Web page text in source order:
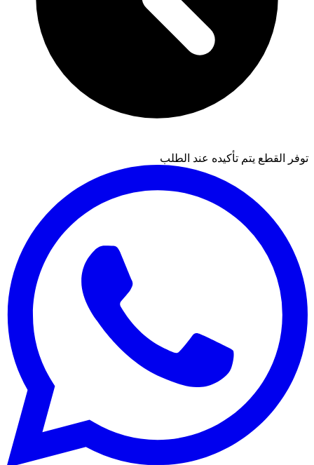
توفر القطع يتم تأكيده عند الطلب